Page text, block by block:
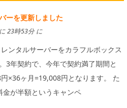
ーを更新しました
23時53分 に
ンタルサーバーをカラフルボックス
3年契約で、今年で契約満了期間と
×36ヶ月=19,008円となります。 た
金が半額というキャンペ